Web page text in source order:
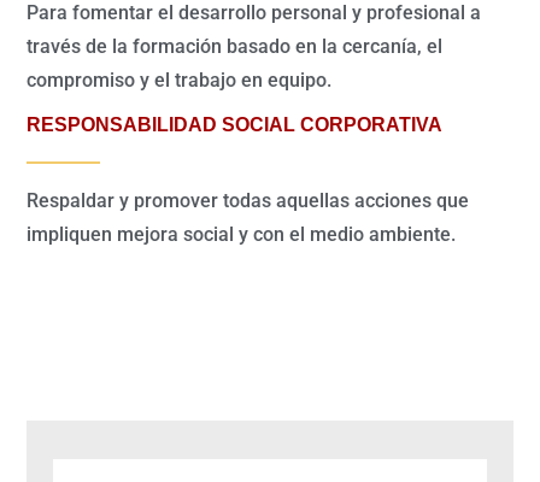
Para fomentar el desarrollo personal y profesional a
través de la formación basado en la cercanía, el
compromiso y el trabajo en equipo.
RESPONSABILIDAD SOCIAL CORPORATIVA
Respaldar y promover todas aquellas acciones que
impliquen mejora social y con el medio ambiente.